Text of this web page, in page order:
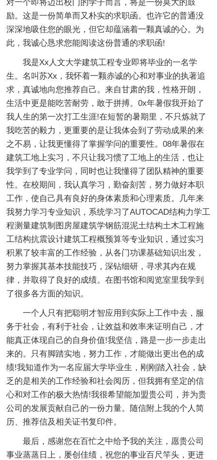
对一个即将迈出校门的学子而言，将是一份莫大的鼓
励。这是一份简单而又朴实的求职函。也许它的普通没
深深地吸住您的眼光，但它却蕴涵着一颗真诚的心。为
此，我诚心恳求您能阅读这份普通的求职函!
我是Xx人文大学建筑工程专业即将毕业的一名学
生。名叫苏Xx，我怀着一颗赤诚的心和对事业的执著追
求，真诚地向您推荐自己。来自甘肃的我，性格开朗，
生活中更是能吃苦耐劳，敢于拼搏。0x年暑假我开始了
我人生的第一次打工生涯!在短暂的暑期里，不只炼就了
我吃苦的毅力，更重要的是让我体会到了劳动成果的来
之不易，让我更懂得了掌握学问的重要性。08年暑假在
建筑工地上实习，不只让我习惯了工地上的生活，也让
我学到了专业学问，同时也让我懂得了团队精神的重要
性。在校期间，我认真学习，勤奋刻苦，努力做好本职
工作，使自己具有良好的身体素质和心理素质。几年来
我努力学习专业知识，系统学习了AUTOCAD结构力学工
程测量建筑制图房屋建筑学钢筋混泥土结构土木工程施
工结构抗震设计建筑工程概预算等专业知识，通过实习
积累了较丰富的工作经验，从各门功课基础知识出发，
努力掌握其基本技能技巧，深钻细研，寻求其内在规
律，并取得了良好的成绩。在图书馆和阅览室里我学到
了很多各方面的知识。
一个人只有把聪明才智应用到实际上工作中去，服
务于社会，有利于社会，让效益和效率来证明自己，才
能真正体现自己的自身价值!我坚信，路是一步一步走出
来的。只有脚踏实地，努力工作，才能做出更出色的成
绩!我知道作为一名应届大学毕业生，刚刚踏入社会，缺
乏的是相关的工作经验和社会阅历，但我拥有坚定的信
心和对工作的极大热情!我很希望能加盟贵公司，并为贵
公司的发展贡献自己的一份力量。随信附上我的个人简
历、推荐信及相关证书复印件。
最后，感谢您在百忙之中给予我的关注，愿贵公司
事业蒸蒸日上，屡创佳绩，祝您的事业百尺竿头，更进